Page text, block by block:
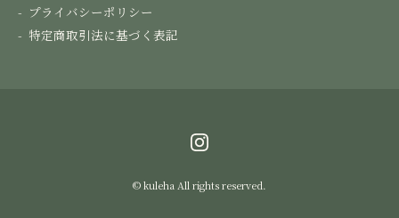
プライバシーポリシー
特定商取引法に基づく表記
© kuleha All rights reserved.